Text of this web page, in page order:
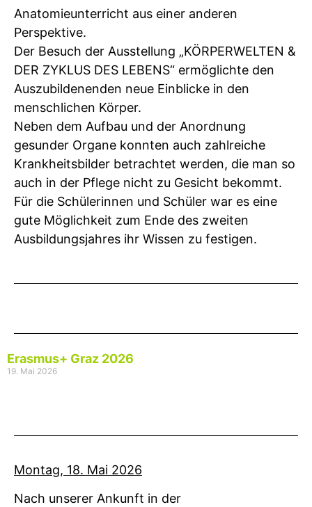
Anatomieunterricht aus einer anderen
Perspektive.
Der Besuch der Ausstellung „KÖRPERWELTEN &
DER ZYKLUS DES LEBENS“ ermöglichte den
Auszubildenenden neue Einblicke in den
menschlichen Körper.
Neben dem Aufbau und der Anordnung
gesunder Organe konnten auch zahlreiche
Krankheitsbilder betrachtet werden, die man so
auch in der Pflege nicht zu Gesicht bekommt.
Für die Schülerinnen und Schüler war es eine
gute Möglichkeit zum Ende des zweiten
Ausbildungsjahres ihr Wissen zu festigen.
Erasmus+ Graz 2026
19. Mai 2026
Montag, 18. Mai 2026
Nach unserer Ankunft in der